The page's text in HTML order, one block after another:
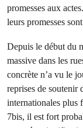
promesses aux
leurs promesses
Depuis le début du
massive dans les
concrète n’a vu le
reprises de soutenir
internationales plus
7bis, il est fort